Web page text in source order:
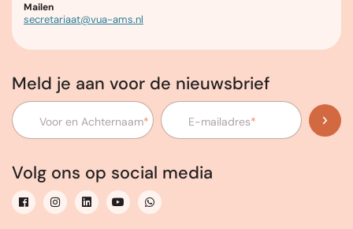
Mailen
secretariaat@vua-ams.nl
Meld je aan voor de nieuwsbrief
Voor en Achternaam* E-mailadres*
Volg ons op social media